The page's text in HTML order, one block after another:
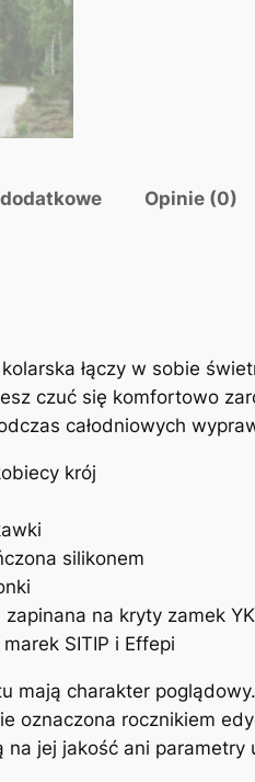
Opinie (0)
łączy w sobie
czuć się komfortowo
całodniowych
krój
silikonem
na kryty zamek
marek SITIP i Effepi
mają charakter
oznaczona rocznikiem
na jej jakość ani parametry